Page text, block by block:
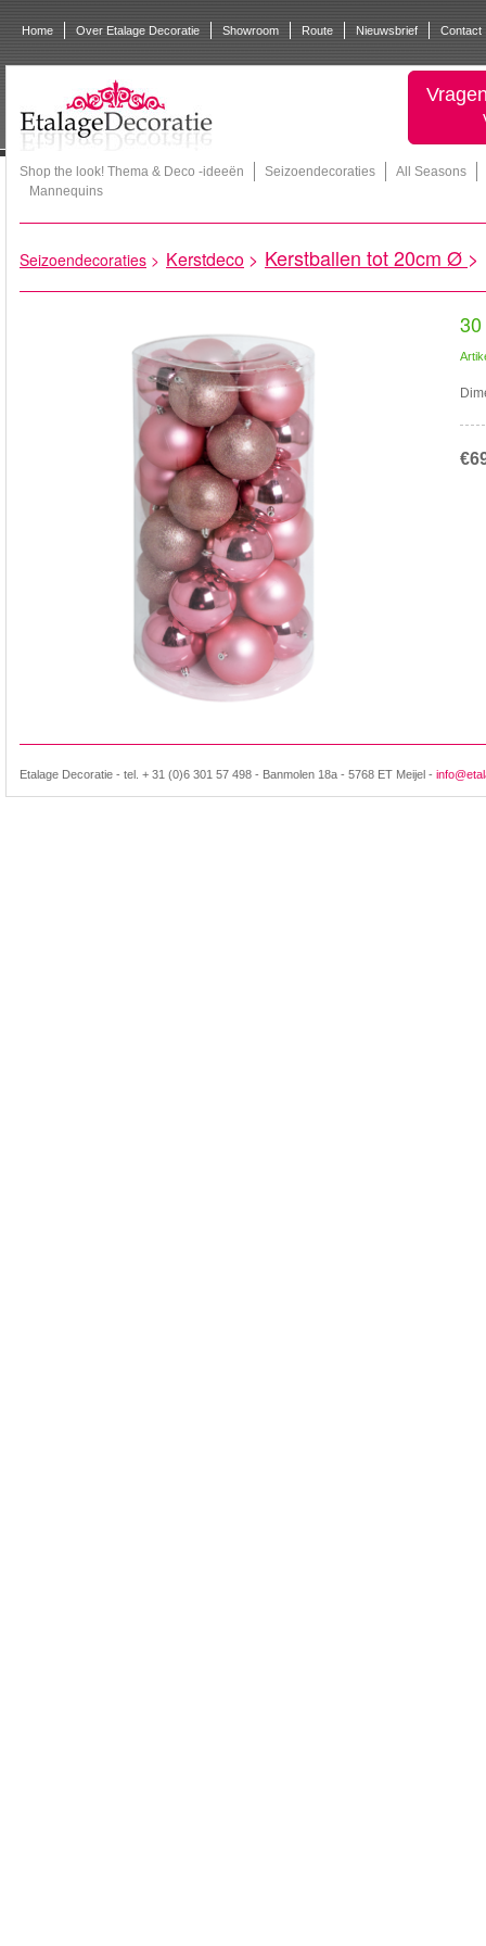
Home Over Etalage Decoratie Showroom Route Nieuwsbrief Contact
Shop the look! Thema & Deco -ideeën Seizoendecoraties
All Seasons
Mannequins
Seizoendecoraties > Kerstdeco > Kerstballen tot 20cm Ø >
Etalage Decoratie - tel. + 31 (0)6 301 57 498 - Banmolen 18a - 5768 ET Meijel -